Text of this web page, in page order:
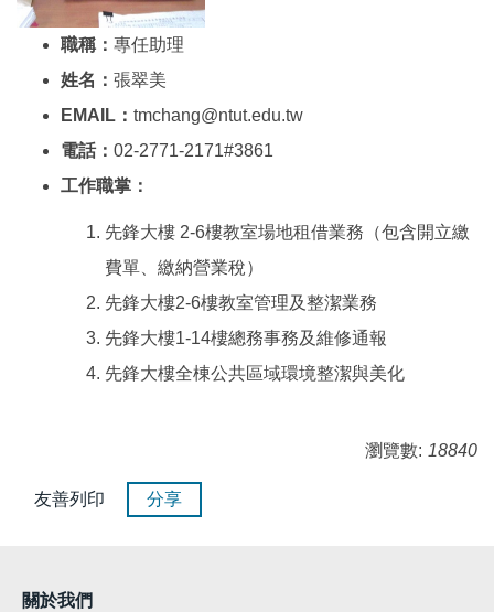
職稱： 專任助理
姓名： 張翠美
EMAIL： tmchang@ntut.edu.tw
電話： 02-2771-2171#3861
工作職掌：
先鋒大樓 2-6樓教室場地租借業務（包含開立繳
費單、繳納營業稅）
先鋒大樓2-6樓教室管理及整潔業務
先鋒大樓1-14樓總務事務及維修通報
先鋒大樓全棟公共區域環境整潔與美化
瀏覽數: 18840
友善列印 分享
關於我們